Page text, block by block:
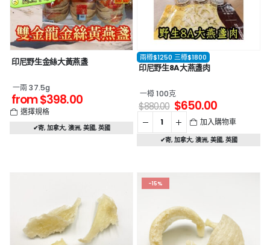
印尼野生金絲大黃燕盞
一兩 37.5g
from$398.00
選擇規格
✔寄, 加拿大, 澳洲, 美國, 英國
兩樽$1250 三樽$1800
印尼野生8A大燕盞肉
一樽 100克
$880.00 $650.00
加入購物車
✔寄, 加拿大, 澳洲, 美國, 英國
-15%